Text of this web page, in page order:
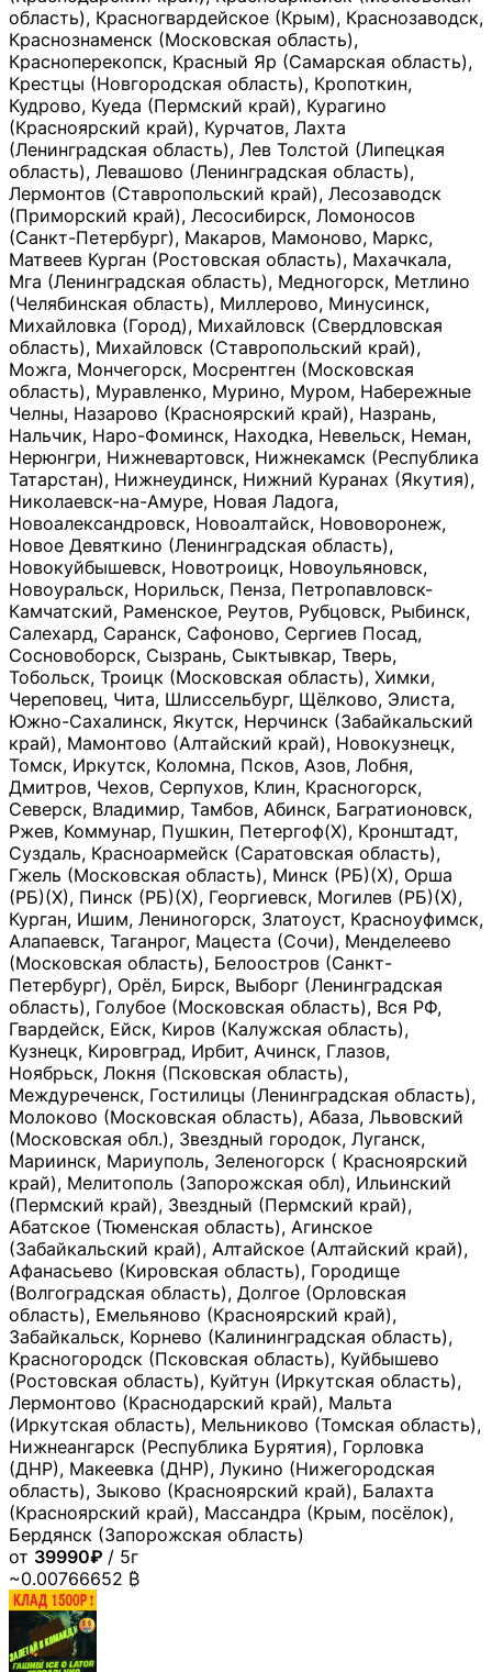
область), Красногвардейское (Крым), Краснозаводск,
Краснознаменск (Московская область),
Красноперекопск, Красный Яр (Самарская область),
Крестцы (Новгородская область), Кропоткин,
Кудрово, Куеда (Пермский край), Курагино
(Красноярский край), Курчатов, Лахта
(Ленинградская область), Лев Толстой (Липецкая
область), Левашово (Ленинградская область),
Лермонтов (Ставропольский край), Лесозаводск
(Приморский край), Лесосибирск, Ломоносов
(Санкт-Петербург), Макаров, Мамоново, Маркс,
Матвеев Курган (Ростовская область), Махачкала,
Мга (Ленинградская область), Медногорск, Метлино
(Челябинская область), Миллерово, Минусинск,
Михайловка (Город), Михайловск (Свердловская
область), Михайловск (Ставропольский край),
Можга, Мончегорск, Мосрентген (Московская
область), Муравленко, Мурино, Муром, Набережные
Челны, Назарово (Красноярский край), Назрань,
Нальчик, Наро-Фоминск, Находка, Невельск, Неман,
Нерюнгри, Нижневартовск, Нижнекамск (Республика
Татарстан), Нижнеудинск, Нижний Куранах (Якутия),
Николаевск-на-Амуре, Новая Ладога,
Новоалександровск, Новоалтайск, Нововоронеж,
Новое Девяткино (Ленинградская область),
Новокуйбышевск, Новотроицк, Новоульяновск,
Новоуральск, Норильск, Пенза, Петропавловск-
Камчатский, Раменское, Реутов, Рубцовск, Рыбинск,
Салехард, Саранск, Сафоново, Сергиев Посад,
Сосновоборск, Сызрань, Сыктывкар, Тверь,
Тобольск, Троицк (Московская область), Химки,
Череповец, Чита, Шлиссельбург, Щёлково, Элиста,
Южно-Сахалинск, Якутск, Нерчинск (Забайкальский
край), Мамонтово (Алтайский край), Новокузнецк,
Томск, Иркутск, Коломна, Псков, Азов, Лобня,
Дмитров, Чехов, Серпухов, Клин, Красногорск,
Северск, Владимир, Тамбов, Абинск, Багратионовск,
Ржев, Коммунар, Пушкин, Петергоф(Х), Кронштадт,
Суздаль, Красноармейск (Саратовская область),
Гжель (Московская область), Минск (РБ)(Х), Орша
(РБ)(Х), Пинск (РБ)(Х), Георгиевск, Могилев (РБ)(Х),
Курган, Ишим, Лениногорск, Златоуст, Красноуфимск,
Алапаевск, Таганрог, Мацеста (Сочи), Менделеево
(Московская область), Белоостров (Санкт-
Петербург), Орёл, Бирск, Выборг (Ленинградская
область), Голубое (Московская область), Вся РФ,
Гвардейск, Ейск, Киров (Калужская область),
Кузнецк, Кировград, Ирбит, Ачинск, Глазов,
Ноябрьск, Локня (Псковская область),
Междуреченск, Гостилицы (Ленинградская область),
Молоково (Московская область), Абаза, Львовский
(Московская обл.), Звездный городок, Луганск,
Мариинск, Мариуполь, Зеленогорск ( Красноярский
край), Мелитополь (Запорожская обл), Ильинский
(Пермский край), Звездный (Пермский край),
Абатское (Тюменская область), Агинское
(Забайкальский край), Алтайское (Алтайский край),
Афанасьево (Кировская область), Городище
(Волгоградская область), Долгое (Орловская
область), Емельяново (Красноярский край),
Забайкальск, Корнево (Калининградская область),
Красногородск (Псковская область), Куйбышево
(Ростовская область), Куйтун (Иркутская область),
Лермонтово (Краснодарский край), Мальта
(Иркутская область), Мельниково (Томская область),
Нижнеангарск (Республика Бурятия), Горловка
(ДНР), Макеевка (ДНР), Лукино (Нижегородская
область), Зыково (Красноярский край), Балахта
(Красноярский край), Массандра (Крым, посёлок),
Бердянск (Запорожская область)
от 39990₽ / 5г
~0.00766652 ₿